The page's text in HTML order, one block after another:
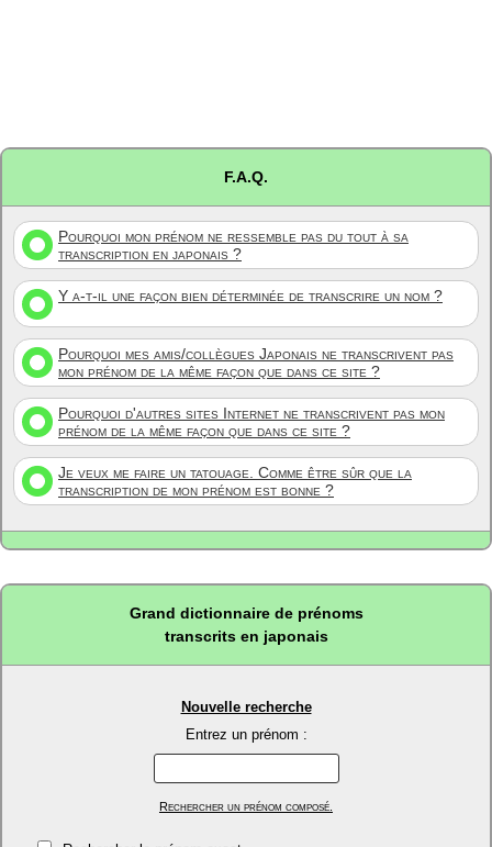
F.A.Q.
Pourquoi mon prénom ne ressemble pas du tout à sa
transcription en japonais ?
Y a-t-il une façon bien déterminée de transcrire un nom ?
Pourquoi mes amis/collègues Japonais ne transcrivent pas
mon prénom de la même façon que dans ce site ?
Pourquoi d'autres sites Internet ne transcrivent pas mon
prénom de la même façon que dans ce site ?
Je veux me faire un tatouage. Comme être sûr que la
transcription de mon prénom est bonne ?
Grand dictionnaire de prénoms
transcrits en japonais
Nouvelle recherche
Entrez un prénom :
Rechercher un prénom composé.